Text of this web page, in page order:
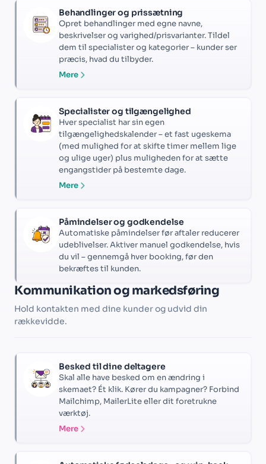
Behandlinger og prissætning
Opret behandlinger med egne navne,
beskrivelser og varighed/prisvarianter. Tildel
dem til specialister og kategorier – kunder ser
præcis, hvad du tilbyder.
Mere
Specialister og tilgængelighed
Hver specialist har sin egen
tilgængelighedskalender – et fast ugeskema
(med mulighed for at skifte timer mellem lige
og ulige uger) plus muligheden for at sætte
engangstider på bestemte dage.
Mere
Påmindelser og godkendelse
Automatiske påmindelser før aftaler reducerer
udeblivelser. Aktiver manuel godkendelse, hvis
du vil – gennemgå hver booking, før den
bekræftes til kunden.
Kommunikation og markedsføring
Hold kontakten med dine kunder og udvid din
rækkevidde.
Besked til dine deltagere
Skal alle have besked om en ændring i
skemaet? Ét klik. Kører du kampagner? Forbind
Mailchimp, MailerLite eller dit foretrukne
værktøj.
Mere